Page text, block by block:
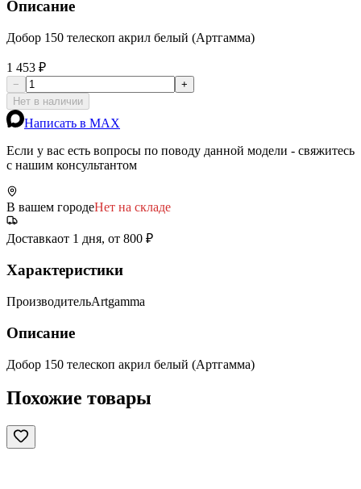
Описание
Добор 150 телескоп акрил белый (Артгамма)
1 453 ₽
−
+
Нет в наличии
Написать в MAX
Если у вас есть вопросы по поводу данной модели - свяжитесь
с нашим консультантом
В вашем городеНет на складе
Доставкаот 1 дня, от 800 ₽
Характеристики
ПроизводительArtgamma
Описание
Добор 150 телескоп акрил белый (Артгамма)
Похожие товары